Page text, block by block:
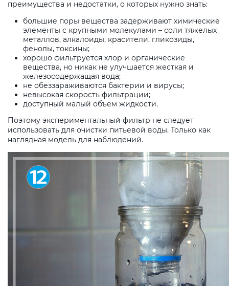
преимущества и недостатки, о которых нужно знать:
большие поры вещества задерживают химические
элементы с крупными молекулами – соли тяжелых
металлов, алкалоиды, красители, гликозиды,
фенолы, токсины;
хорошо фильтруется хлор и органические
вещества, но никак не улучшается жесткая и
железосодержащая вода;
не обеззараживаются бактерии и вирусы;
невысокая скорость фильтрации;
доступный малый объем жидкости.
Поэтому экспериментальный фильтр не следует
использовать для очистки питьевой воды. Только как
наглядная модель для наблюдений.